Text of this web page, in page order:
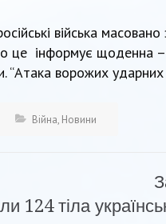
війська
це інформує щоденна
“Атака ворожих
Війна, Новини
124 тіла